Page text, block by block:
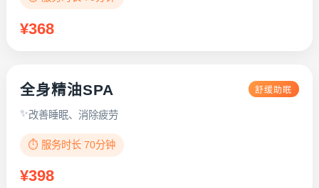
¥368
全身精油SPA 舒缓助眠
改善睡眠、消除疲劳
⏱️ 服务时长 70分钟
¥398